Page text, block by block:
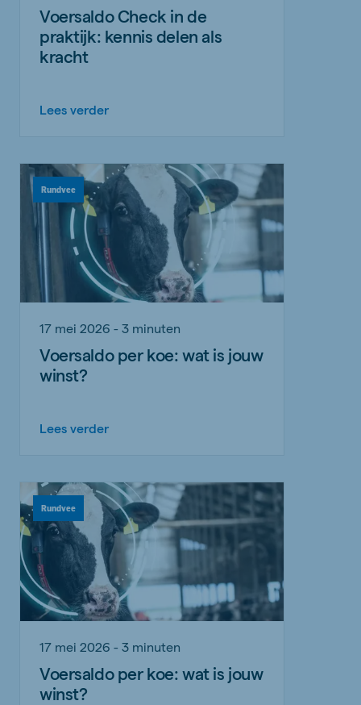
Voersaldo Check in de
praktijk: kennis delen als
kracht
Lees verder
Rundvee
17 mei 2026 - 3 minuten
Voersaldo per koe: wat is jouw
winst?
Lees verder
Rundvee
17 mei 2026 - 3 minuten
Voersaldo per koe: wat is jouw
winst?